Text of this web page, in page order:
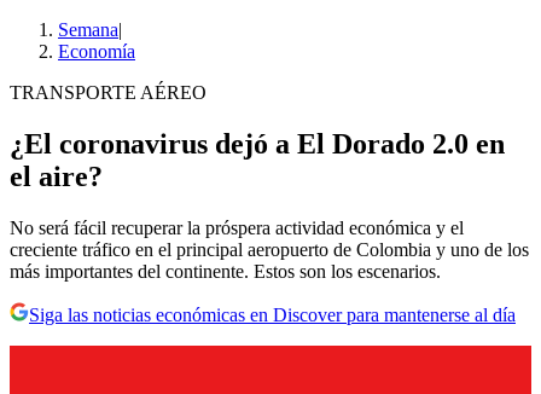
Semana|
Economía
TRANSPORTE AÉREO
¿El coronavirus dejó a El Dorado 2.0 en
el aire?
No será fácil recuperar la próspera actividad económica y el
creciente tráfico en el principal aeropuerto de Colombia y uno de los
más importantes del continente. Estos son los escenarios.
Siga las noticias económicas en Discover para mantenerse al día